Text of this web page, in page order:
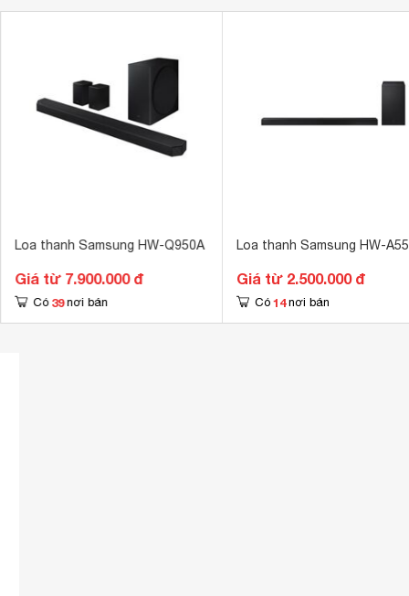
Loa thanh Samsung HW-Q950A
Giá từ 7.900.000 đ
Có 39 nơi bán
Loa thanh Samsung HW-
Giá từ 2.500.000 đ
Có 14 nơi bán